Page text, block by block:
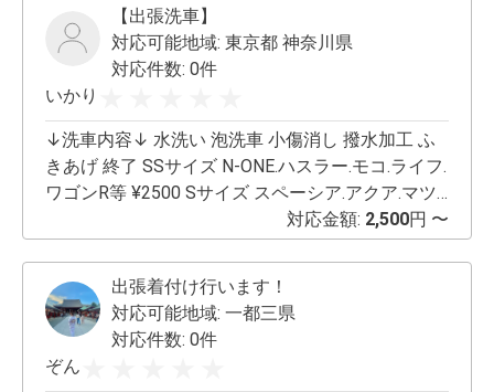
【出張洗車】
対応可能地域: 東京都 神奈川県
対応件数: 0件
いかり
↓洗車内容↓ 水洗い 泡洗車 小傷消し 撥水加工 ふ
きあげ 終了 SSサイズ N-ONE.ハスラー.モコ.ライフ.
ワゴンR等 ¥2500 Sサイズ スペーシア.アクア.マツ
ダ2.フィット N-BOX.マーチ等 ¥3500 Mサイズ ヤ
リスクロス.ゴルフ.シビック.インプレッサ ¥4500 L
等 ¥6000 LLサイズ CX-5.セレナ.ヴォクシー.ステ
ップワゴン.アルファード等 ¥7500 XLサイズ ハイ
ラックス.レンジローバー.ハマー.アストロ.ハイエー
ススーパーロング等 ¥10000 SS〜Mサイズは3時間
対応金額: 2,500円 〜
出張着付け行います！
対応可能地域: 一都三県
対応件数: 0件
ぞん